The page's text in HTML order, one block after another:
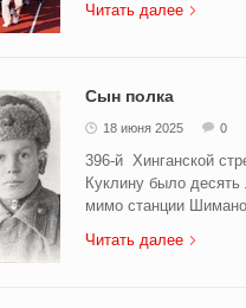
Читать далее
Сын полка
18 июня 2025 0
396-й Хинганской
Куклину было десять
мимо станции
Читать далее